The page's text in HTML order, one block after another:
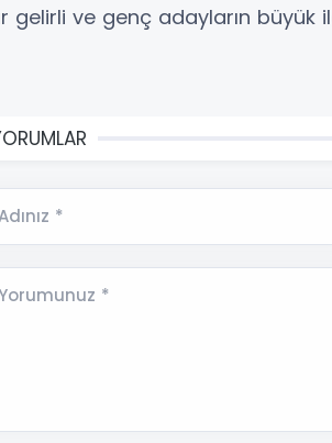
gelirli ve genç adayların büyük
*
*